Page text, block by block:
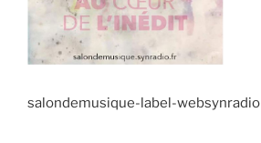
salondemusique-label-websynradio